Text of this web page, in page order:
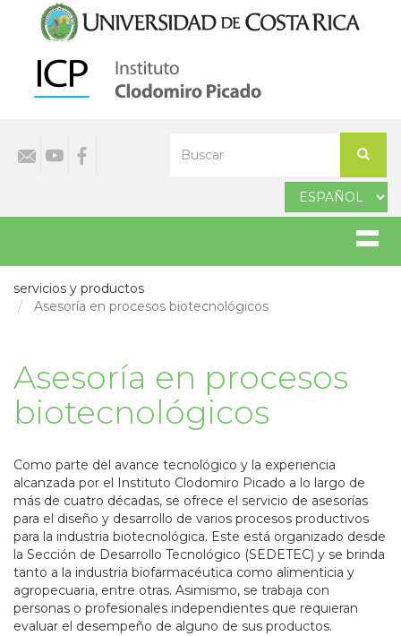
contenido
principal
Buscar
your
servicios y productos
Asesoría en procesos biotecnológicos
Asesoría en procesos
biotecnológicos
Como parte del avance tecnológico y la experiencia
alcanzada por el Instituto Clodomiro Picado a lo largo de
más de cuatro décadas, se ofrece el servicio de asesorías
para el diseño y desarrollo de varios procesos productivos
para la industria biotecnológica. Este está organizado desde
la Sección de Desarrollo Tecnológico (SEDETEC) y se brinda
tanto a la industria biofarmacéutica como alimenticia y
agropecuaria, entre otras. Asimismo, se trabaja con
personas o profesionales independientes que requieran
evaluar el desempeño de alguno de sus productos.